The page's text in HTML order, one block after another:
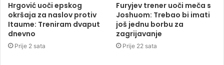
Hrgović uoči epskog
okršaja za naslov protiv
Itaume: Treniram dvaput
dnevno
Prije 2 sata
Furyjev trener uoči meča s
Joshuom: Trebao bi imati
još jednu borbu za
zagrijavanje
Prije 22 sata